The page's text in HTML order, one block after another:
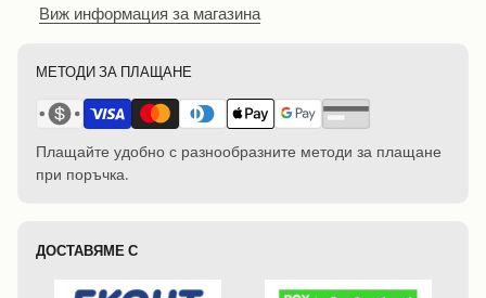
Виж информация за магазина
МЕТОДИ ЗА ПЛАЩАНЕ
Плащайте удобно с разнообразните методи за плащане
при поръчка.
ДОСТАВЯМЕ С